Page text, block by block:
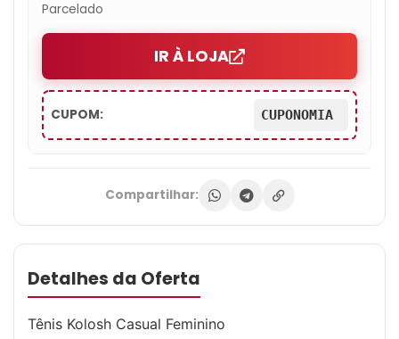
Parcelado
IR À LOJA
CUPOM: CUPONOMIA
Compartilhar:
Detalhes da Oferta
Tênis Kolosh Casual Feminino